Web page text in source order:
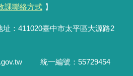
課聯絡方式 】
411020臺中市太平區大源路2
統一編號：55729454